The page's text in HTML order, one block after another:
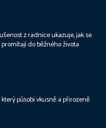
z radnice ukazuje, jak se
do běžného života
působí vkusně a přirozeně